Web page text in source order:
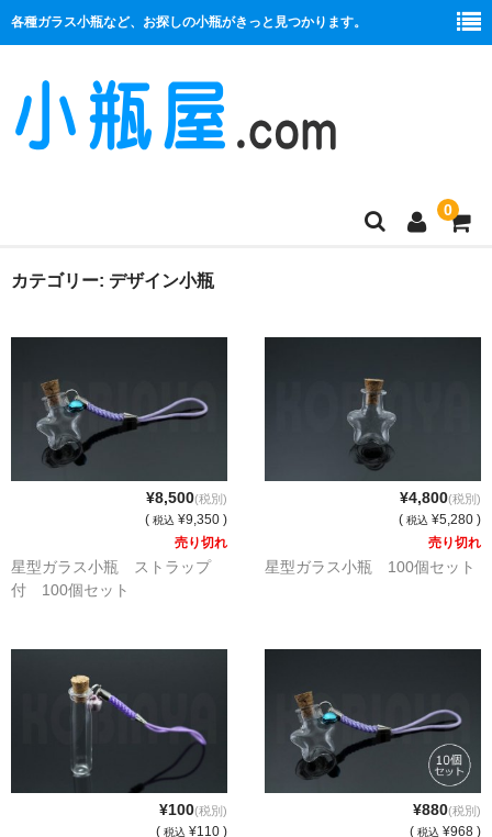
各種ガラス小瓶など、お探しの小瓶がきっと見つかります。
0
商品一覧
プラ栓
セット
セット
ストラップ付き
単品
カテゴリー: デザイン小瓶
¥8,500(税別)
( 税込 ¥9,350 )
売り切れ
星型ガラス小瓶 ストラップ
付 100個セット
¥4,800(税別)
( 税込 ¥5,280 )
売り切れ
星型ガラス小瓶 100個セット
¥100(税別)
( 税込 ¥110 )
¥880(税別)
( 税込 ¥968 )